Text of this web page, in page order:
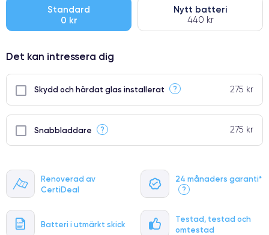
Renoverad av
CertiDeal
24 månaders garanti*
?
Batteri i utmärkt skick
Testad, testad och
omtestad
● Oklanderlig kvalitetsskärm
● Endast 5% av våra telefoner har premiumklassning
Standard
0 kr
Nytt batteri
440 kr
Det kan intressera dig
Skydd och härdat glas installerat ? 275 kr
Snabbladdare ? 275 kr